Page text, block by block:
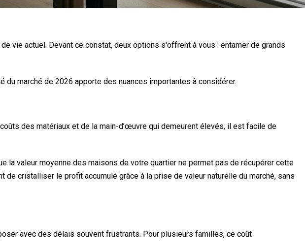
vie actuel. Devant ce constat, deux options s'offrent à vous : entamer de grands
marché de 2026 apporte des nuances importantes à considérer.
des matériaux et de la main-d’œuvre qui demeurent élevés, il est facile de
la valeur moyenne des maisons de votre quartier ne permet pas de récupérer cette
cristalliser le profit accumulé grâce à la prise de valeur naturelle du marché, sans
avec des délais souvent frustrants. Pour plusieurs familles, ce coût